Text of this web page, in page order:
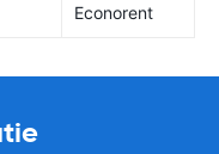
Econorent